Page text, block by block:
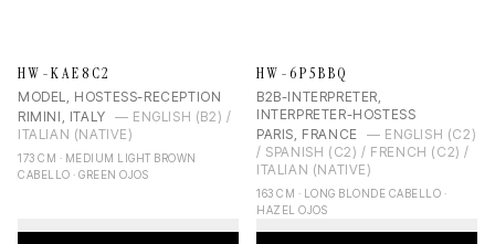
HW-KAE8C2
MODEL, HOSTESS-RECEPTION
RIMINI, ITALY — ENGLISH (B2) /
ITALIAN (NATIVE)
173 CM · MEDIUM LIGHT BROWN
CABELLO · GREEN OJOS
HW-6P5BBQ
B2B-INTERPRETER,
INTERPRETER-HOSTESS
PARIS, FRANCE — ENGLISH (C2)
/ SPANISH (C2) / FRENCH (C2) /
ITALIAN (NATIVE)
163 CM · LONG BLONDE CABELLO ·
HAZEL OJOS